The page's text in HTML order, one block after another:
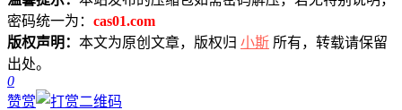
密码统一为： cas01.com
版权声明： 本文为原创文章，版权归 小斯 所有，转载请保留
出处。
0
赞赏